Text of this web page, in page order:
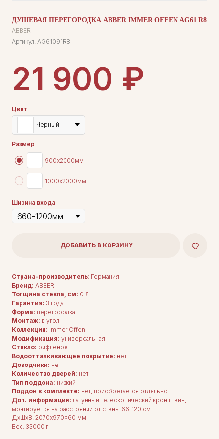
ДУШЕВАЯ ПЕРЕГОРОДКА ABBER IMMER OFFEN AG61 R8
ABBER
Артикул: AG61091R8
21 900 ₽
Цвет
Черный
Размер
900х2000мм
1000х2000мм
Ширина входа
ДОБАВИТЬ В КОРЗИНУ
Страна-производитель: Германия
Бренд: ABBER
Толщина стекла, см: 0.8
Гарантия: 3 года
Форма: перегородка
Монтаж: в угол
Коллекция: Immer Offen
Модификация: универсальная
Стекло: рифленое
Водоотталкивающее покрытие: нет
Доводчики: нет
Количество дверей: нет
Тип поддона: низкий
Поддон в комплекте: нет, приобретается отдельно
Доп. информация: латунный телескопический кронштейн,
монтируется на расстоянии от стены 66-120 см
ДxШxВ: 2070x970x60 мм
Вес: 33000 г